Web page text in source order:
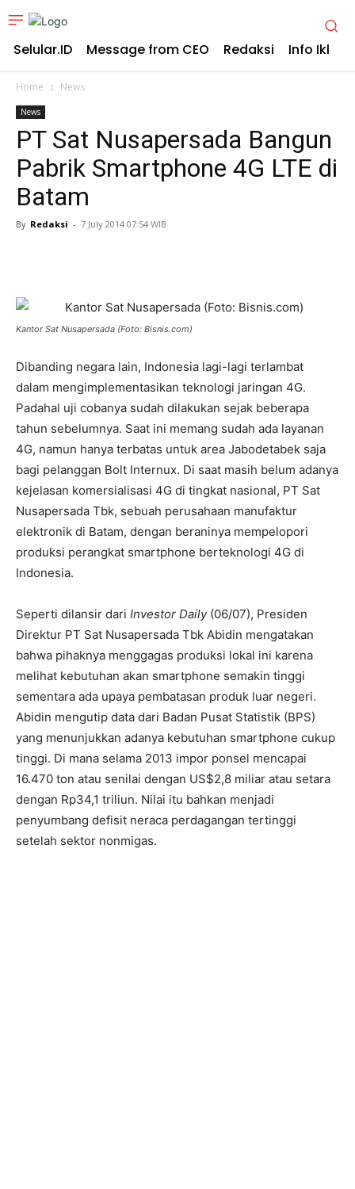
Selular.ID Message from CEO Redaksi Info Iklan
Home News
News
PT Sat Nusapersada Bangun
Pabrik Smartphone 4G LTE di
Batam
By Redaksi - 7 July 2014 07:54 WIB
Kantor Sat Nusapersada (Foto: Bisnis.com)
Dibanding negara lain, Indonesia lagi-lagi terlambat
dalam mengimplementasikan teknologi jaringan 4G.
Padahal uji cobanya sudah dilakukan sejak beberapa
tahun sebelumnya. Saat ini memang sudah ada layanan
4G, namun hanya terbatas untuk area Jabodetabek saja
bagi pelanggan Bolt Internux. Di saat masih belum adanya
kejelasan komersialisasi 4G di tingkat nasional, PT Sat
Nusapersada Tbk, sebuah perusahaan manufaktur
elektronik di Batam, dengan beraninya mempelopori
produksi perangkat smartphone berteknologi 4G di
Indonesia.
Seperti dilansir dari Investor Daily(06/07), Presiden
Direktur PT Sat Nusapersada Tbk Abidin mengatakan
bahwa pihaknya menggagas produksi lokal ini karena
melihat kebutuhan akan smartphone semakin tinggi
sementara ada upaya pembatasan produk luar negeri.
Abidin mengutip data dari Badan Pusat Statistik (BPS)
yang menunjukkan adanya kebutuhan smartphone cukup
tinggi. Di mana selama 2013 impor ponsel mencapai
16.470 ton atau senilai dengan US$2,8 miliar atau setara
dengan Rp34,1 triliun. Nilai itu bahkan menjadi
penyumbang defisit neraca perdagangan tertinggi
setelah sektor nonmigas.